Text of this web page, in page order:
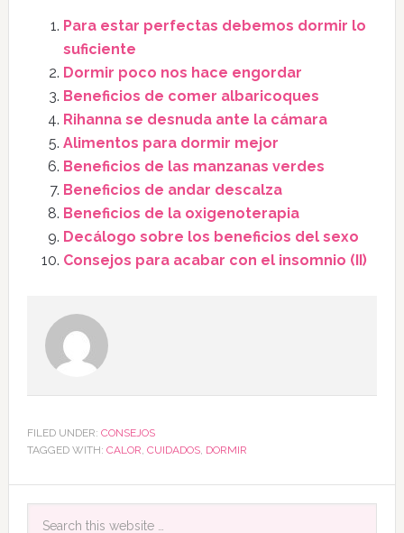
Para estar perfectas debemos dormir lo
suficiente
Dormir poco nos hace engordar
Beneficios de comer albaricoques
Rihanna se desnuda ante la cámara
Alimentos para dormir mejor
Beneficios de las manzanas verdes
Beneficios de andar descalza
Beneficios de la oxigenoterapia
Decálogo sobre los beneficios del sexo
Consejos para acabar con el insomnio (II)
FILED UNDER: CONSEJOS
TAGGED WITH: CALOR, CUIDADOS, DORMIR